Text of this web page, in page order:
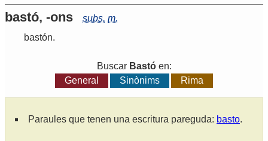
bastó, -ons subs. m.
bastón.
Buscar Bastóen:
General
Sinònims Rima
Paraules que tenen una escritura pareguda: basto.